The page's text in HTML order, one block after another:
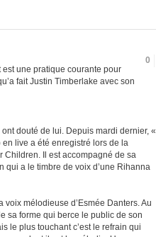
0
une pratique courante pour
fait Justin Timberlake avec son
douté de lui. Depuis mardi dernier, «
live a été enregistré lors de la
Children. Il est accompagné de sa
qui a le timbre de voix d’une Rihanna
mélodieuse d’Esmée Danters. Au
sa forme qui berce le public de son
le plus touchant c’est le refrain qui